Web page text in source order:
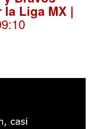
la Liga MX |